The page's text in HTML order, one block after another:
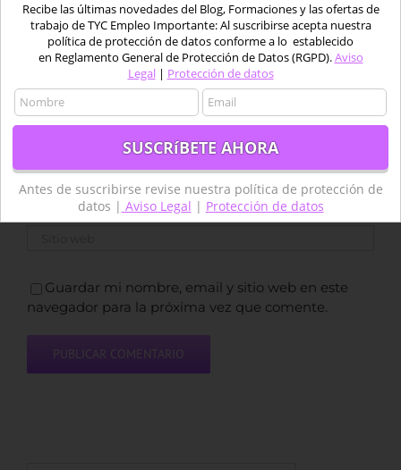
Comentar
Guardar mi nombre, email y sitio web en este
navegador para la próxima vez que comente.
Recibe las últimas novedades del Blog, Formaciones y las ofertas de
trabajo de TYC Empleo Importante: Al suscribirse acepta nuestra
política de protección de datos conforme a lo establecido
en Reglamento General de Protección de Datos (RGPD).Aviso
Legal| Protección de datos
Antes de suscribirse revise nuestra política de protección de
datos | Aviso Legal | Protección de datos